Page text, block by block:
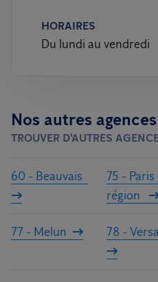
HORAIRES
Du lundi au vendredi
Nos autres agences
TROUVER D'AUTRES
60 - Beauvais
75 - Paris
région
77 - Melun 78 -